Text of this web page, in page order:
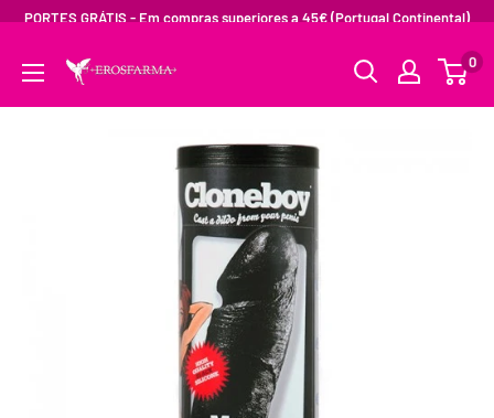
PORTES GRÁTIS - Em compras superiores a 45€ (Portugal Continental)
0